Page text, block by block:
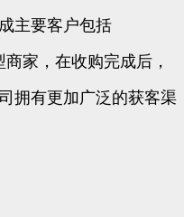
主要客户包括
商家，在收购完成后，
拥有更加广泛的获客渠